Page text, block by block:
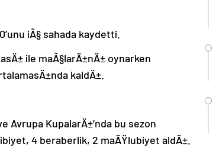
iÃ§ sahada kaydetti.
ile maÃ§larÄ±nÄ± oynarken
kaldÄ±.
KupalarÄ±’nda bu sezon
4 beraberlik, 2 maÄŸlubiyet aldÄ±.